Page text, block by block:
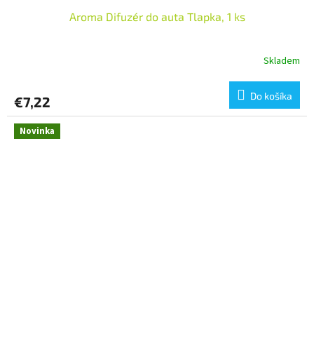
Aroma Difuzér do auta Tlapka, 1 ks
Skladem
€7,22 Do košíka
Novinka